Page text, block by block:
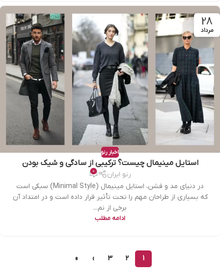
28
مرداد
اخبار رنو
استایل مینیمال چیست؟ ترکیبی از سادگی و شیک بودن
رنو ایران 0
در دنیای مد و فشن، استایل مینیمال (Minimal Style) سبکی است
که بسیاری از طراحان مهم را تحت تأثیر قرار داده است و در امتداد آن
برخی از نم...
ادامه مطلب
1
2
3
›
»